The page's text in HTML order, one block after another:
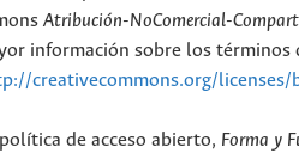
Atribución-NoComercial-
información sobre los términos
creativecommons.org/licenses/
de acceso abierto, Forma y